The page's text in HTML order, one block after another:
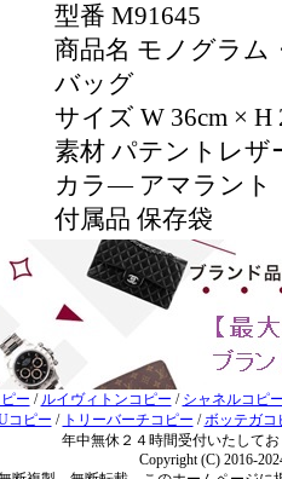
型番 M91645
商品名 モノグラ
バッグ
サイズ W 36cm × H
素材 パテントレザ
カラ― アマラント
付属品 保存袋
ー / ルイヴィトンコピー / シャネルコピ
コピー / トリーバーチコピー /ボッテガコ
年中無休２４時間受付いたして
Copyright (C) 2016-